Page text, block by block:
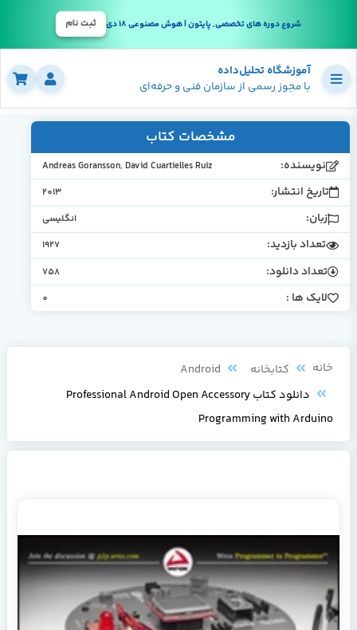
شروع دوره های تخصصی, پایتون | هوش مصنوعی 18 دی ثبت نام
آموزشگاه تحلیل‌داده
با مجوز رسمی از سازمان فنی و حرفه‌ای
مشخصات کتاب
نویسنده: Andreas Goransson, David Cuartielles Ruiz
تاریخ انتشار: 2013
زبان: انگلیسی
تعداد بازدید: 1927
تعداد دانلود: 758
لایک ها : 0
خانه کتابخانه
Android
دانلود کتاب Professional Android Open Accessory
Programming with Arduino